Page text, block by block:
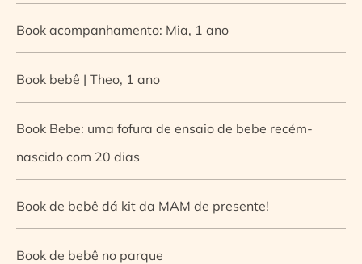
Book acompanhamento: Mia, 1 ano
Book bebê | Theo, 1 ano
Book Bebe: uma fofura de ensaio de bebe recém-
nascido com 20 dias
Book de bebê dá kit da MAM de presente!
Book de bebê no parque